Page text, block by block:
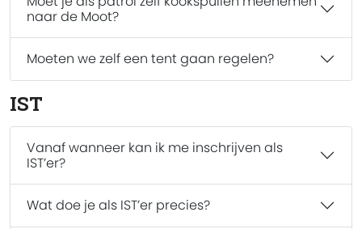
naar de Moot?
Moeten we zelf een tent gaan regelen?
IST
Vanaf wanneer kan ik me inschrijven als
IST’er?
Wat doe je als IST’er precies?